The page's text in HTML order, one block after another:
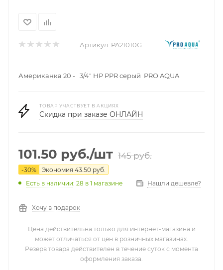
Артикул: PA21010G
Американка 20 - 3/4" НР PPR серый PRO AQUA
ТОВАР УЧАСТВУЕТ В АКЦИЯХ
Скидка при заказе ОНЛАЙН
101.50 руб./шт 145руб.
-30% Экономия 43.50 руб.
Есть в наличии: 28 в 1 магазине Нашли дешевле?
Хочу в подарок
Цена действительна только для интернет-магазина и
может отличаться от цен в розничных магазинах.
Резерв товара действителен в течение суток с момента
оформления заказа.